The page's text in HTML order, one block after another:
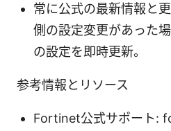
常に公式の最新情報と
側の設定変更があった
の設定を即時更新。
参考情報とリソース
Fortinet公式サポート: